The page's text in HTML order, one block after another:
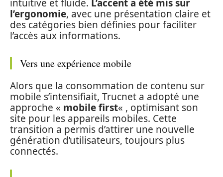
intuitive et fluide. L’accent a été mis sur
l’ergonomie, avec une présentation claire et
des catégories bien définies pour faciliter
l’accès aux informations.
Vers une expérience mobile
Alors que la consommation de contenu sur
mobile s’intensifiait, Trucnet a adopté une
approche « mobile first« , optimisant son
site pour les appareils mobiles. Cette
transition a permis d’attirer une nouvelle
génération d’utilisateurs, toujours plus
connectés.